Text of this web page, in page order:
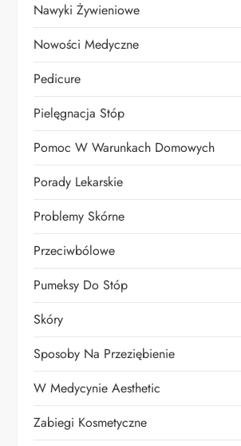
Nawyki Żywieniowe
Nowości Medyczne
Pedicure
Pielęgnacja Stóp
Pomoc W Warunkach Domowych
Porady Lekarskie
Problemy Skórne
Przeciwbólowe
Pumeksy Do Stóp
Skóry
Sposoby Na Przeziębienie
W Medycynie Aesthetic
Zabiegi Kosmetyczne